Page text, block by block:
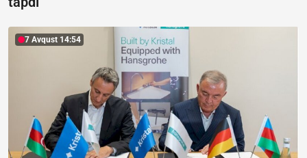
7 Avqust 14:54